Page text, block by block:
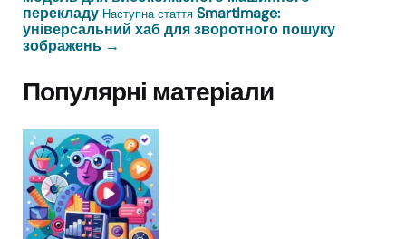
перекладу Наступна стаття SmartImage:
універсальний хаб для зворотного пошуку
зображень →
Популярні матеріали